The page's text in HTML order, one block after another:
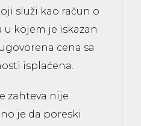
služi kao račun o
kojem je iskazan
cena sa
isplaćena.
zahteva nije
je da poreski